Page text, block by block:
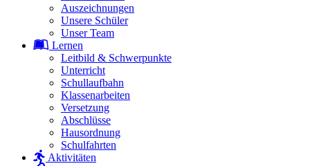
Auszeichnungen
Unsere Schüler
Unser Team
Lernen
Leitbild & Schwerpunkte
Unterricht
Schullaufbahn
Klassenarbeiten
Versetzung
Abschlüsse
Hausordnung
Schulfahrten
Aktivitäten